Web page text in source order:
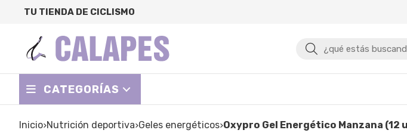
TU TIENDA DE CICLISMO
Buscar
CATEGORÍAS
Inicio nutrición deportiva geles energéticos Oxypro Gel Energético Manzana (12